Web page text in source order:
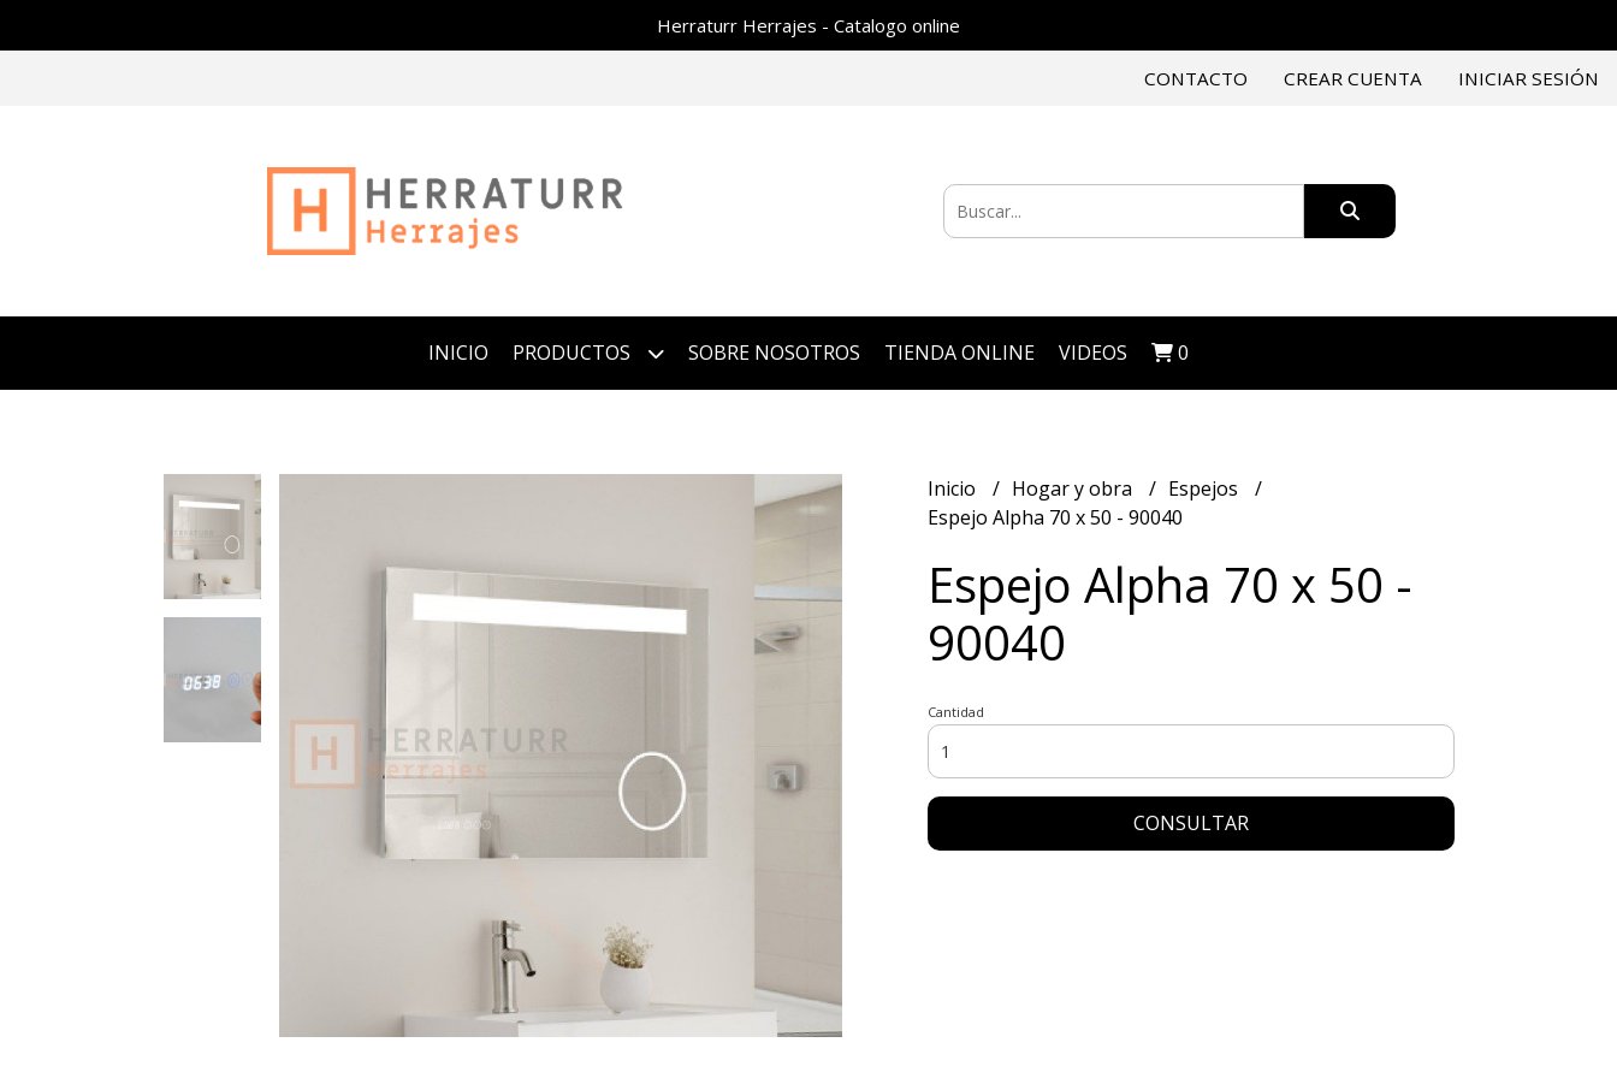
Herraturr Herrajes - Catalogo online
CONTACTO CREAR CUENTA INICIAR SESIÓN
INICIO PRODUCTOS SOBRE NOSOTROS TIENDA ONLINE VIDEOS 0
Inicio Hogar y obra
Espejos
Espejo Alpha 70 x 50 - 90040
Espejo Alpha 70 x 50 -
90040
Cantidad
CONSULTAR